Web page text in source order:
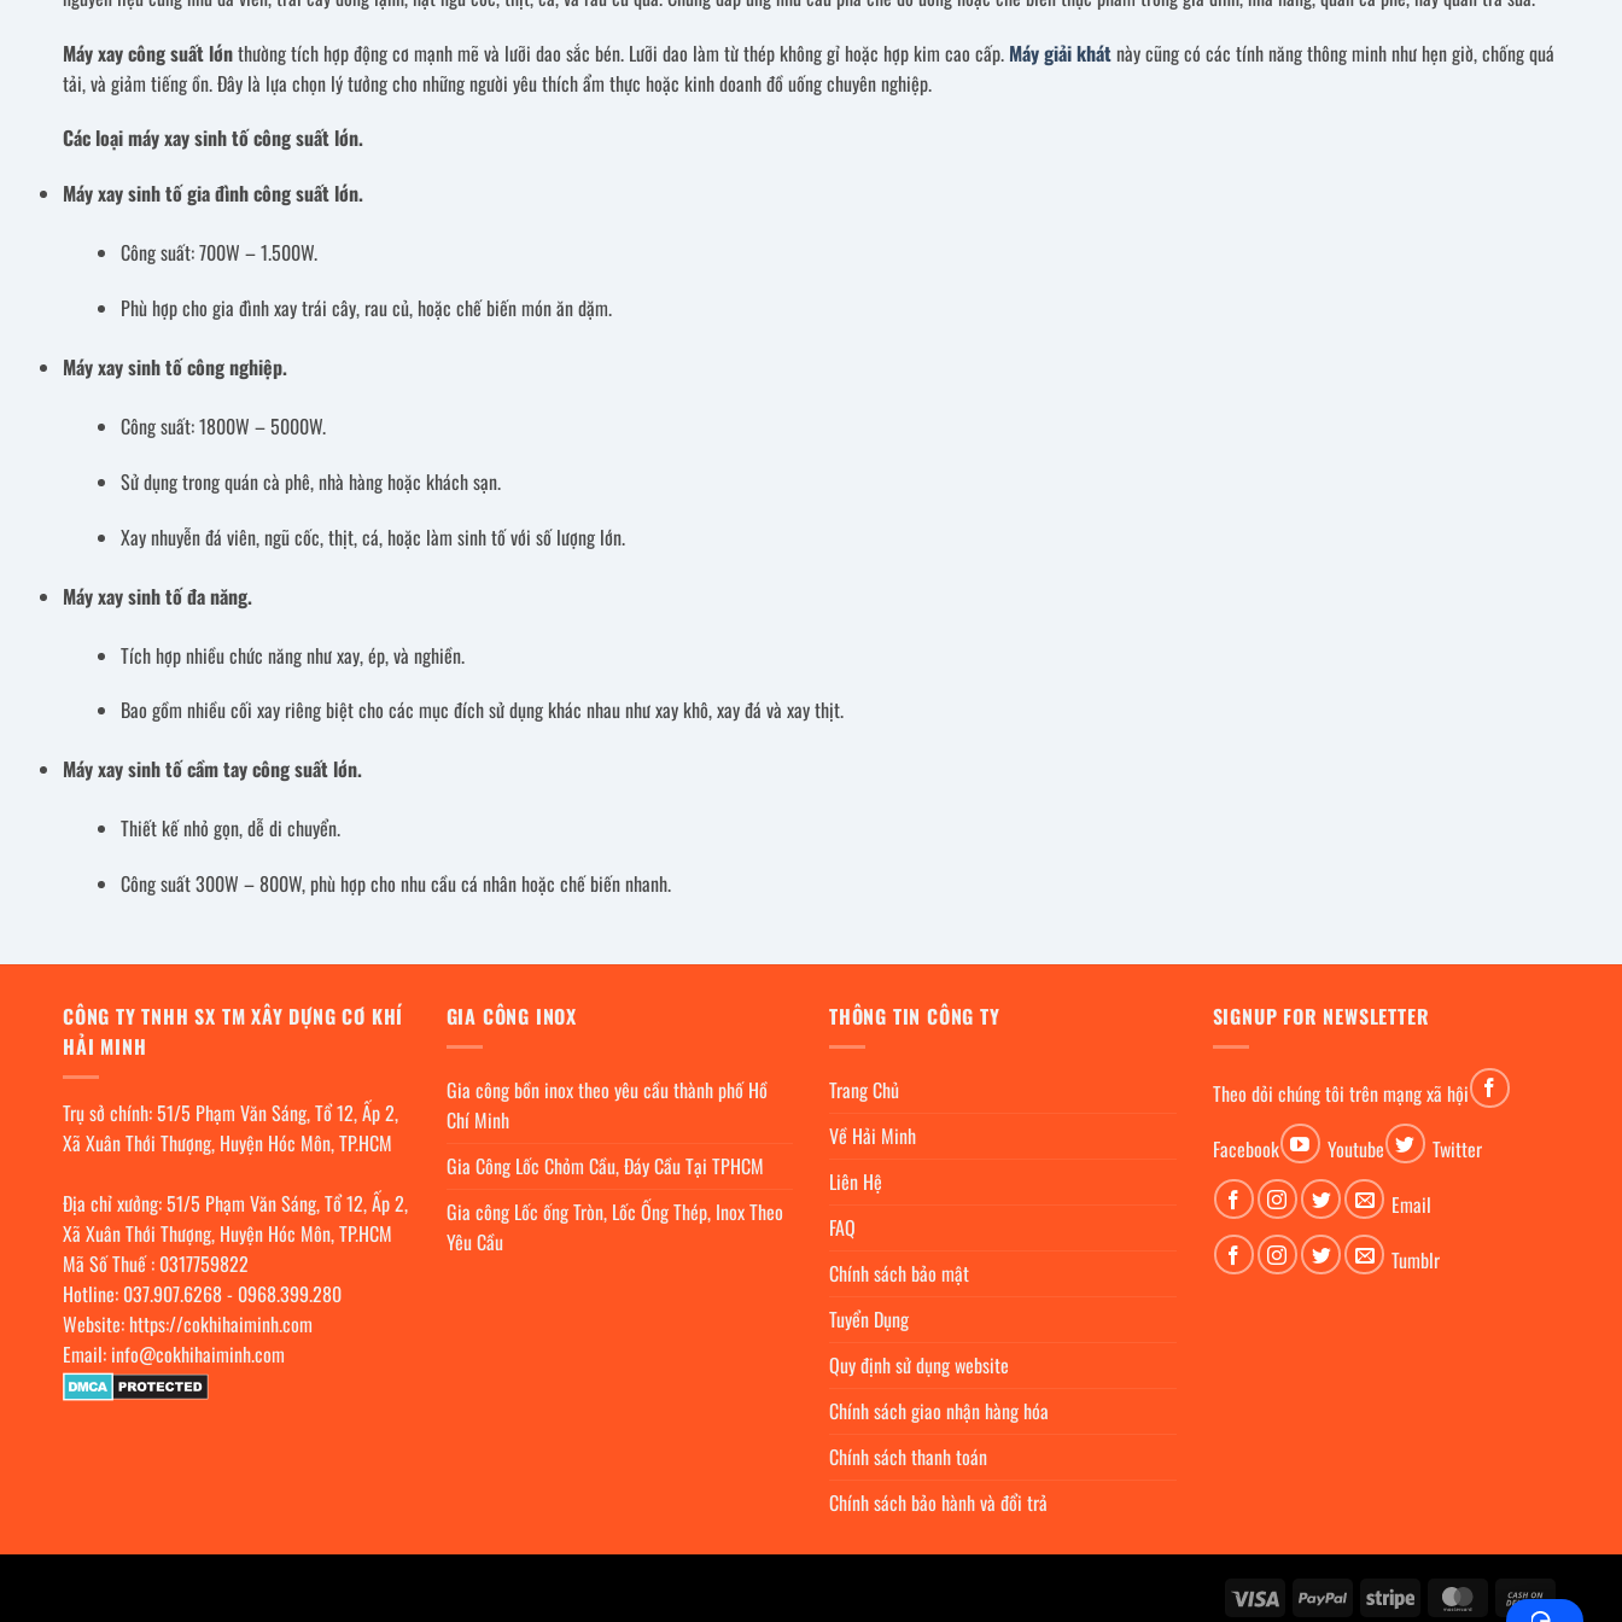
Máy xay công suất lớnthường tích hợp động cơ mạnh mẽ và lưỡi dao sắc bén. Lưỡi dao làm từ thép không gỉ hoặc hợp kim cao cấp. Máy giải khátnày cũng có các tính năng thông minh như hẹn giờ, chống quá
tải, và giảm tiếng ồn. Đây là lựa chọn lý tưởng cho những người yêu thích ẩm thực hoặc kinh doanh đồ uống chuyên nghiệp.
Các loại máy xay sinh tố công suất lớn.
Máy xay sinh tố gia đình công suất lớn.
Công suất: 700W – 1.500W.
Phù hợp cho gia đình xay trái cây, rau củ, hoặc chế biến món ăn dặm.
Máy xay sinh tố công nghiệp.
Công suất: 1800W – 5000W.
Sử dụng trong quán cà phê, nhà hàng hoặc khách sạn.
Xay nhuyễn đá viên, ngũ cốc, thịt, cá, hoặc làm sinh tố với số lượng lớn.
Máy xay sinh tố đa năng.
Tích hợp nhiều chức năng như xay, ép, và nghiền.
Bao gồm nhiều cối xay riêng biệt cho các mục đích sử dụng khác nhau như xay khô, xay đá và xay thịt.
Máy xay sinh tố cầm tay công suất lớn.
Thiết kế nhỏ gọn, dễ di chuyển.
Công suất 300W – 800W, phù hợp cho nhu cầu cá nhân hoặc chế biến nhanh.
CÔNG TY TNHH SX TM XÂY DỰNG CƠ KHÍ
HẢI MINH
Trụ sở chính: 51/5 Phạm Văn Sáng, Tổ 12, Ấp 2,
Xã Xuân Thới Thượng, Huyện Hóc Môn, TP.HCM
Địa chỉ xưởng: 51/5 Phạm Văn Sáng, Tổ 12, Ấp 2,
Xã Xuân Thới Thượng, Huyện Hóc Môn, TP.HCM
Mã Số Thuế : 0317759822
Hotline: 037.907.6268- 0968.399.280
Website: https://cokhihaiminh.com
Email: info@cokhihaiminh.com
GIA CÔNG INOX
Gia công bồn inox theo yêu cầu thành phố Hồ
Chí Minh
Gia Công Lốc Chỏm Cầu, Đáy Cầu Tại TPHCM
Gia công Lốc ống Tròn, Lốc Ống Thép, Inox Theo
Yêu Cầu
THÔNG TIN CÔNG TY
Trang Chủ
Về Hải Minh
Liên Hệ
FAQ
Chính sách bảo mật
Tuyển Dụng
Quy định sử dụng website
Chính sách giao nhận hàng hóa
Chính sách thanh toán
Chính sách bảo hành và đổi trả
SIGNUP FOR NEWSLETTER
Theo dỏi chúng tôi trên mạng xã hội
Facebook
Youtube
Twitter
Email
Tumblr
Visa PayPal Stripe MasterCardCash